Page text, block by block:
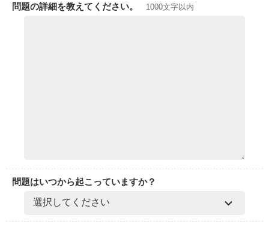
問題の詳細を教えてください。 1000文字以内
問題はいつから起こっていますか？